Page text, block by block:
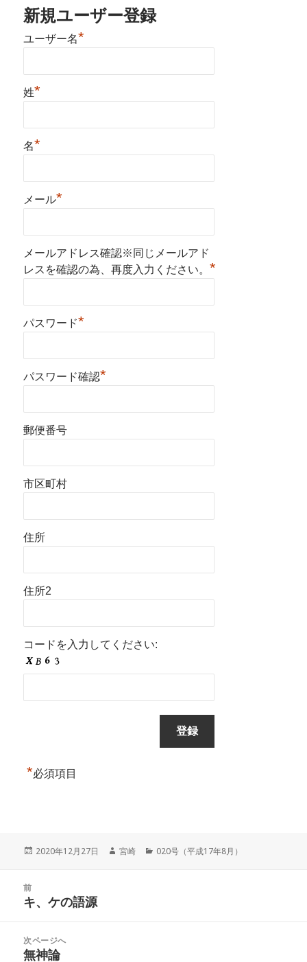
新規ユーザー登録
ユーザー名*
姓*
名*
メール*
メールアドレス確認※同じメールアド
レスを確認の為、再度入力ください。*
パスワード*
パスワード確認*
郵便番号
市区町村
住所
住所2
コードを入力してください:
*必須項目
投
2020年12月27日
作
宮崎
カ
020号（平成17年8月）
前
前
投
稿:
キ、ケの語源
次ページへ
次
無神論